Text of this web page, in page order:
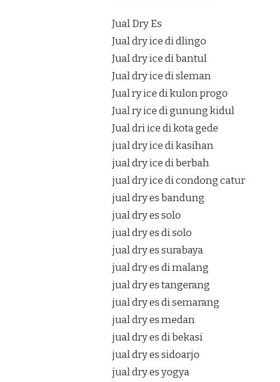
Jual Dry Es
Jual dry ice di dlingo
Jual dry ice di bantul
Jual dry ice di sleman
Jual ry ice di kulon progo
Jual ry ice di gunung kidul
Jual dri ice di kota gede
jual dry ice di kasihan
jual dry ice di berbah
jual dry ice di condong catur
jual dry es bandung
jual dry es solo
jual dry es di solo
jual dry es surabaya
jual dry es di malang
jual dry es tangerang
jual dry es di semarang
jual dry es medan
jual dry es di bekasi
jual dry es sidoarjo
jual dry es yogya